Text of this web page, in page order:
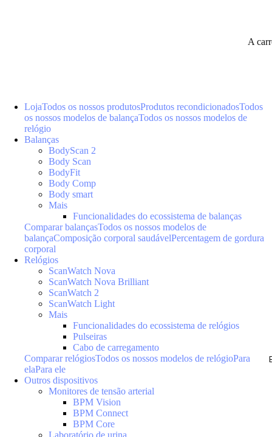
A
LojaTodos os nossos produtosProdutos recondicionadosTodos
os nossos modelos de balançaTodos os nossos modelos de
relógio
Balanças
BodyScan 2
Body Scan
BodyFit
Body Comp
Body smart
Mais
Funcionalidades do ecossistema de balanças
Comparar balançasTodos os nossos modelos de
balançaComposição corporal saudávelPercentagem de gordura
corporal
Relógios
ScanWatch Nova
ScanWatch Nova Brilliant
ScanWatch 2
ScanWatch Light
Mais
Funcionalidades do ecossistema de relógios
Pulseiras
Cabo de carregamento
Comparar relógiosTodos os nossos modelos de relógioPara
elaPara ele
Outros dispositivos
Monitores de tensão arterial
BPM Vision
BPM Connect
BPM Core
Laboratório de urina